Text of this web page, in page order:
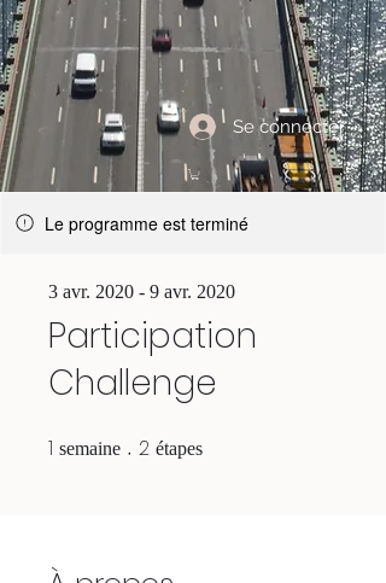
Se connecter
Le programme est terminé
Participation
Challenge
3 avr. 2020 - 9 avr. 2020
1 semaine 1 semaine
2 étapes